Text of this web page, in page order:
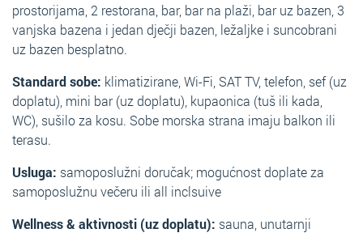
prostorijama, 2 restorana, bar, bar na plaži, bar uz bazen, 3
vanjska bazena i jedan dječji bazen, ležaljke i suncobrani
uz bazen besplatno.
Standard sobe: klimatizirane, Wi-Fi, SAT TV, telefon, sef (uz
doplatu), mini bar (uz doplatu), kupaonica (tuš ili kada,
WC), sušilo za kosu. Sobe morska strana imaju balkon ili
terasu.
Usluga: samoposlužni doručak; mogućnost doplate za
samoposlužnu večeru ili all inclsuive
Wellness & aktivnosti (uz doplatu): sauna, unutarnji